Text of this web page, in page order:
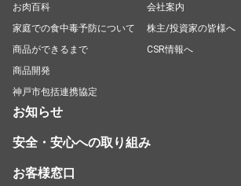
お肉百科
家庭での食中毒予防について
商品ができるまで
商品開発
神戸市包括連携協定
会社案内
株主/投資家の皆様へ
CSR情報へ
お知らせ
安全・安心への取り組み
お客様窓口